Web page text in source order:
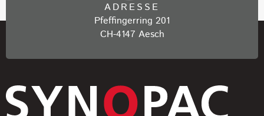
ADRESSE
Pfeffingerring 201
CH-4147 Aesch